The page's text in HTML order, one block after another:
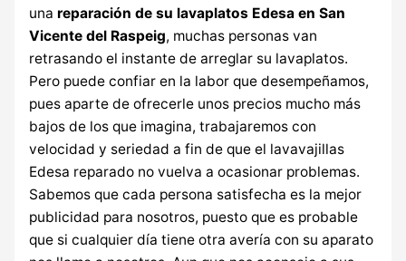
una reparación de su lavaplatos Edesa en San
Vicente del Raspeig, muchas personas van
retrasando el instante de arreglar su lavaplatos.
Pero puede confiar en la labor que desempeñamos,
pues aparte de ofrecerle unos precios mucho más
bajos de los que imagina, trabajaremos con
velocidad y seriedad a fin de que el lavavajillas
Edesa reparado no vuelva a ocasionar problemas.
Sabemos que cada persona satisfecha es la mejor
publicidad para nosotros, puesto que es probable
que si cualquier día tiene otra avería con su aparato